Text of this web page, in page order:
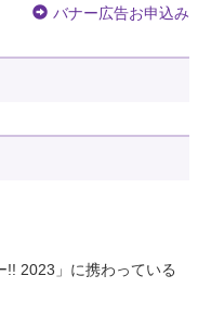
バナー広告お申込み
!! 2023」に携わっている